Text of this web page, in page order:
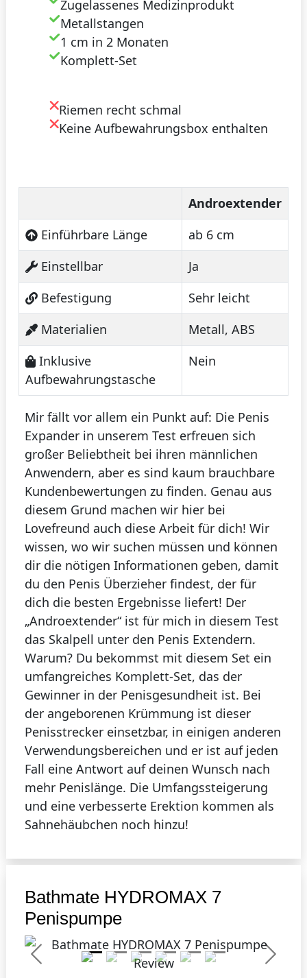
Zugelassenes Medizinprodukt
Metallstangen
1 cm in 2 Monaten
Komplett-Set
Riemen recht schmal
Keine Aufbewahrungsbox enthalten
Androextender
Einführbare Länge
ab 6 cm
Einstellbar
Ja
Befestigung
Sehr leicht
Materialien
Metall, ABS
Inklusive
Aufbewahrungstasche
Nein
Mir fällt vor allem ein Punkt auf: Die Penis
Expander in unserem Test erfreuen sich
großer Beliebtheit bei ihren männlichen
Anwendern, aber es sind kaum brauchbare
Kundenbewertungen zu finden. Genau aus
diesem Grund machen wir hier bei
Lovefreund auch diese Arbeit für dich! Wir
wissen, wo wir suchen müssen und können
dir die nötigen Informationen geben, damit
du den Penis Überzieher findest, der für
dich die besten Ergebnisse liefert! Der
„Androextender“ ist für mich in diesem Test
das Skalpell unter den Penis Extendern.
Warum? Du bekommst mit diesem Set ein
umfangreiches Komplett-Set, das der
Gewinner in der Penisgesundheit ist. Bei
der angeborenen Krümmung ist dieser
Penisstrecker einsetzbar, in einigen anderen
Verwendungsbereichen und er ist auf jeden
Fall eine Antwort auf deinen Wunsch nach
mehr Penislänge. Die Umfangssteigerung
und eine verbesserte Erektion kommen als
Sahnehäubchen noch hinzu!
Bathmate HYDROMAX 7
Penispumpe
Previous
Next